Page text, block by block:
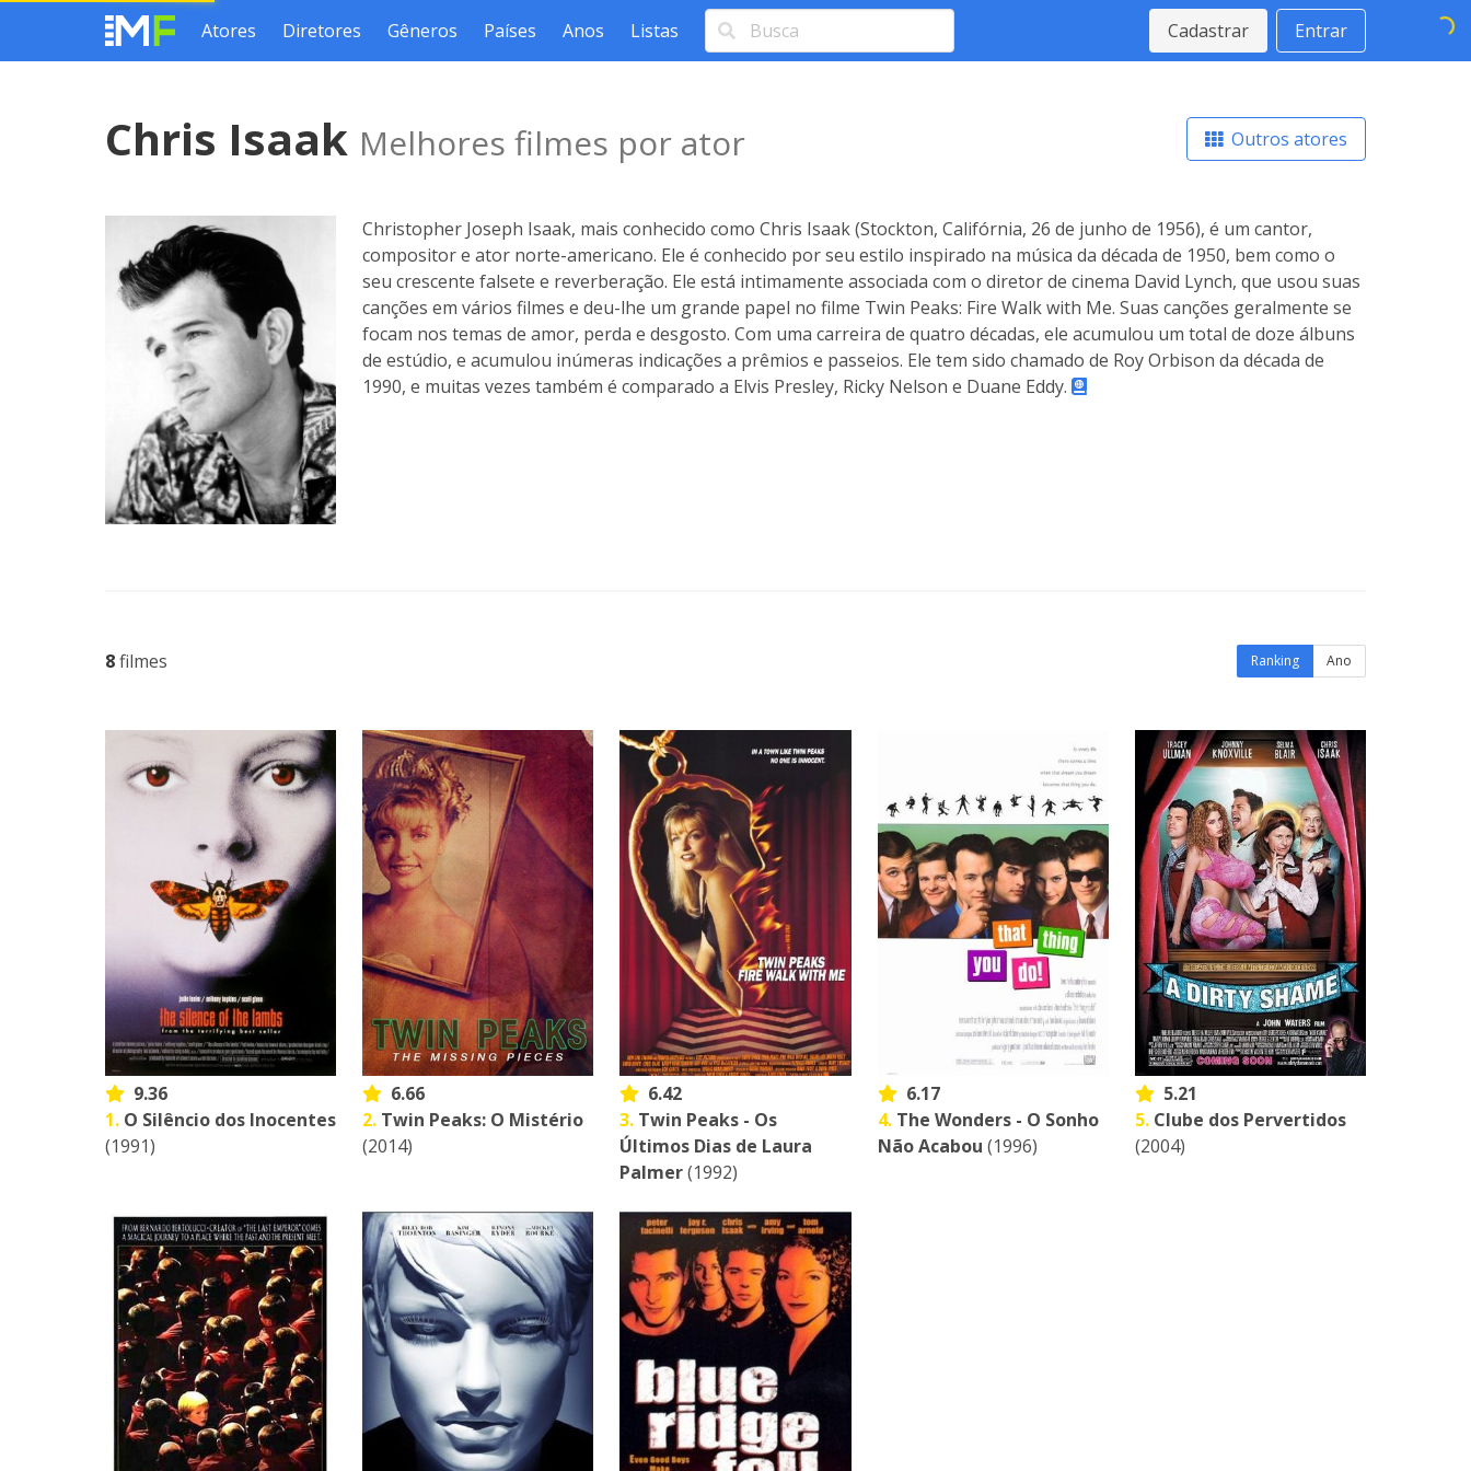
Atores Diretores Gêneros Países Anos Listas Cadastrar Entrar
Chris Isaak Melhores filmes por ator Outros atores
Christopher Joseph Isaak, mais conhecido como Chris Isaak (Stockton, Califórnia, 26 de junho de 1956), é um cantor,
compositor e ator norte-americano. Ele é conhecido por seu estilo inspirado na música da década de 1950, bem como o
seu crescente falsete e reverberação. Ele está intimamente associada com o diretor de cinema David Lynch, que usou suas
canções em vários filmes e deu-lhe um grande papel no filme Twin Peaks: Fire Walk with Me. Suas canções geralmente se
focam nos temas de amor, perda e desgosto. Com uma carreira de quatro décadas, ele acumulou um total de doze álbuns
de estúdio, e acumulou inúmeras indicações a prêmios e passeios. Ele tem sido chamado de Roy Orbison da década de
1990, e muitas vezes também é comparado a Elvis Presley, Ricky Nelson e Duane Eddy.
8filmes Ranking Ano
9.36
1. O Silêncio dos Inocentes
(1991)
6.66
2. Twin Peaks: O Mistério
(2014)
6.42
3. Twin Peaks - Os
Últimos Dias de Laura
Palmer(1992)
6.17
4. The Wonders - O Sonho
Não Acabou (1996)
5.21
5. Clube dos Pervertidos
(2004)